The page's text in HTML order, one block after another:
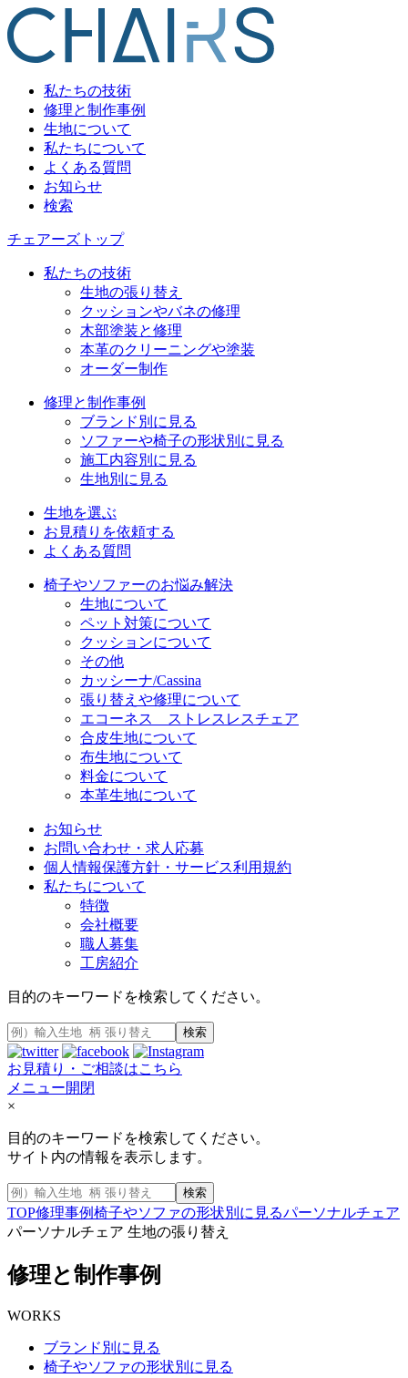
私たちの技術
修理と制作事例
生地について
私たちについて
よくある質問
お知らせ
検索
チェアーズトップ
私たちの技術
生地の張り替え
クッションやバネの修理
木部塗装と修理
本革のクリーニングや塗装
オーダー制作
修理と制作事例
ブランド別に見る
ソファーや椅子の形状別に見る
施工内容別に見る
生地別に見る
生地を選ぶ
お見積りを依頼する
よくある質問
椅子やソファーのお悩み解決
生地について
ペット対策について
クッションについて
その他
カッシーナ/Cassina
張り替えや修理について
エコーネス ストレスレスチェア
合皮生地について
布生地について
料金について
本革生地について
お知らせ
お問い合わせ・求人応募
個人情報保護方針・サービス利用規約
私たちについて
特徴
会社概要
職人募集
工房紹介
目的のキーワードを検索してください。
検索
お見積り・ご相談はこちら
メニュー開閉
×
目的のキーワードを検索してください。
サイト内の情報を表示します。
検索
TOP修理事例椅子やソファの形状別に見るパーソナルチェア
パーソナルチェア 生地の張り替え
修理と制作事例
WORKS
ブランド別に見る
椅子やソファの形状別に見る